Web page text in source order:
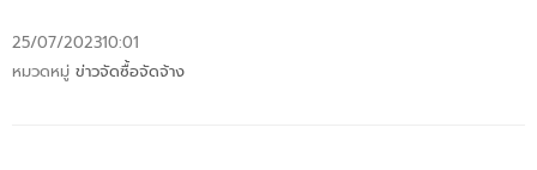
25/07/202310:01
หมวดหมู่ ข่าวจัดซื้อจัดจ้าง